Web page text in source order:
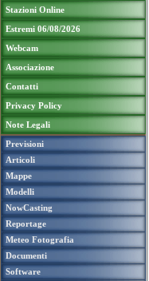
Stazioni Online
Estremi 06/08/2026
Webcam
Associazione
Contatti
Privacy Policy
Note Legali
Previsioni
Articoli
Mappe
Modelli
NowCasting
Reportage
Meteo Fotografia
Documenti
Software